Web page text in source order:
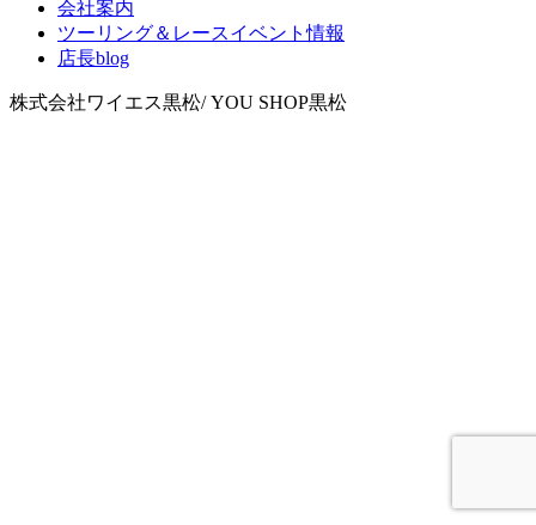
会社案内
ツーリング＆レースイベント情報
店長blog
株式会社ワイエス黒松/ YOU SHOP黒松